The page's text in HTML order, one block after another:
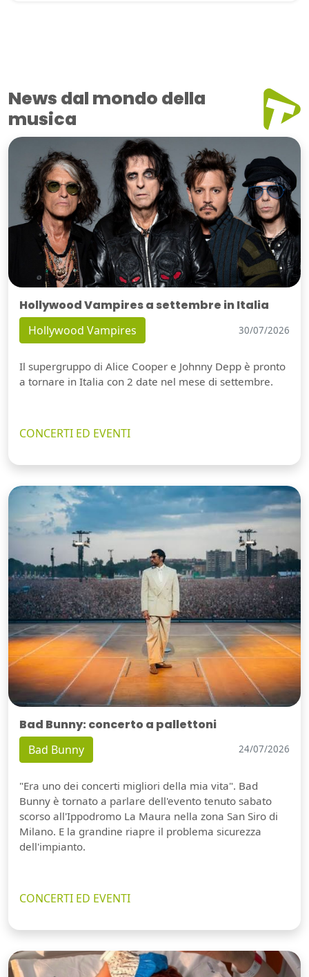
News dal mondo della
musica
Hollywood Vampires a settembre in Italia
Hollywood Vampires 30/07/2026
Il supergruppo di Alice Cooper e Johnny Depp è pronto
a tornare in Italia con 2 date nel mese di settembre.
CONCERTI ED EVENTI
Bad Bunny: concerto a pallettoni
Bad Bunny 24/07/2026
"Era uno dei concerti migliori della mia vita". Bad
Bunny è tornato a parlare dell'evento tenuto sabato
scorso all'Ippodromo La Maura nella zona San Siro di
Milano. E la grandine riapre il problema sicurezza
dell'impianto.
CONCERTI ED EVENTI